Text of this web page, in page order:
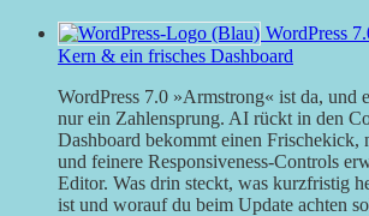
WordPress
Kern & ein frisches Dashboard
WordPress 7.0 »Armstrong« ist da, und
nur ein Zahlensprung. AI rückt in den
Dashboard bekommt einen Frischekick,
und feinere Responsiveness-Controls
Editor. Was drin steckt, was kurzfristig
ist und worauf du beim Update achten